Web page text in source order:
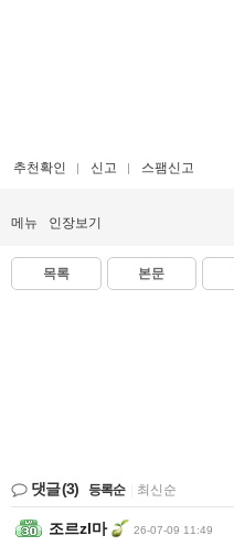
추천확인 신고 스팸신고
메뉴 인장보기
목록 본문
댓글(3) 등록순 최신순
조르zl마 26-07-09 11:49